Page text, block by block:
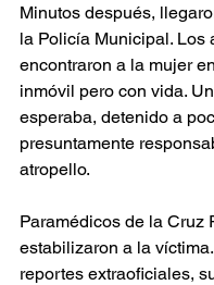
Minutos después,
la Policía Municipal. Los
encontraron a la mujer
inmóvil pero con vida.
esperaba, detenido a
presuntamente
atropello.
Paramédicos de la Cruz
estabilizaron a la
reportes extraoficiales,